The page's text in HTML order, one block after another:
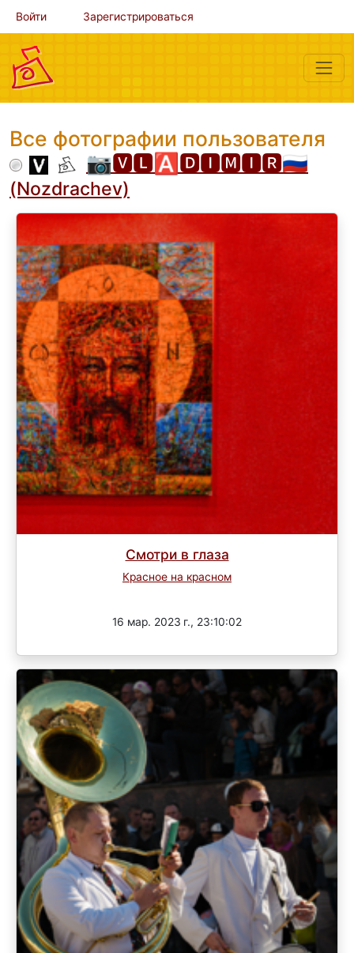
Войти Зарегистрироваться
Все фотографии пользователя
📷🆅🅻🅰🅳🅸🅼🅸🆁🇷🇺
(Nozdrachev)
Смотри в глаза
Красное на красном
16 мар. 2023 г., 23:10:02